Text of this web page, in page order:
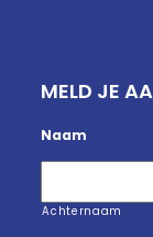
MELD JE
Naam
Achternaam